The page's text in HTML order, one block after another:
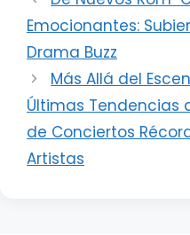
Emocionantes:
Drama Buzz
Más Allá del
Últimas Tendencias
de Conciertos
Artistas